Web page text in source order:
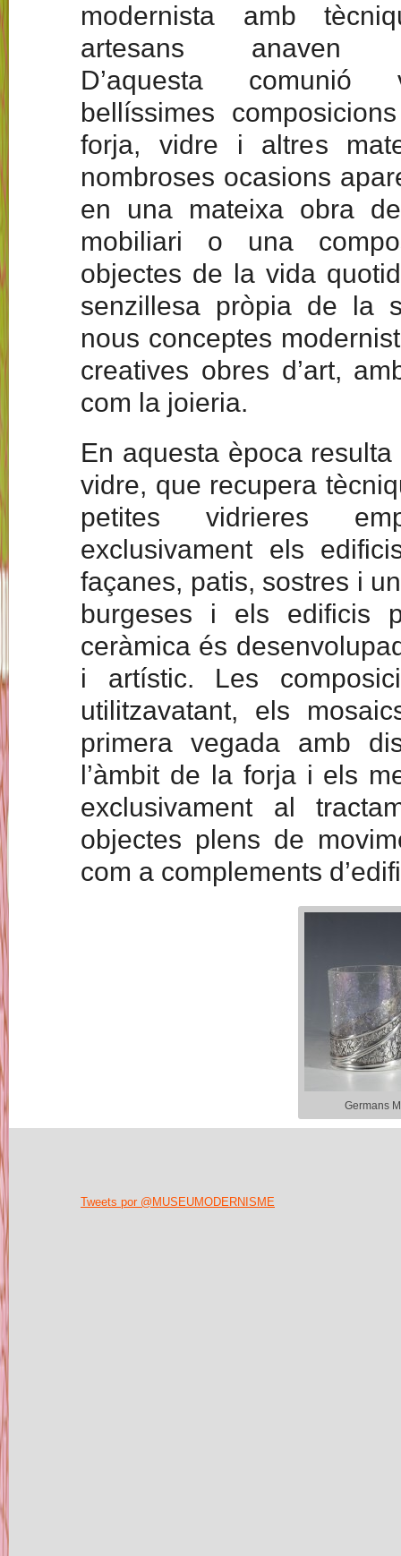
modernista amb
artesans anaven
D’aquesta comunió
bellíssimes
forja, vidre i altres
nombroses ocasions
en una mateixa obra
mobiliari o una
objectes de la vida
senzillesa pròpia de la
nous conceptes
creatives obres d’art,
com la joieria.
En aquesta època
vidre, que recupera
petites vidrieres
exclusivament els
façanes, patis, sostres i
burgeses i els edificis
ceràmica és
i artístic. Les
utilitzavatant, els
primera vegada amb
l’àmbit de la forja i els
exclusivament al
objectes plens de
com a complements
Germans
Tweets por @MUSEUMODERNISME